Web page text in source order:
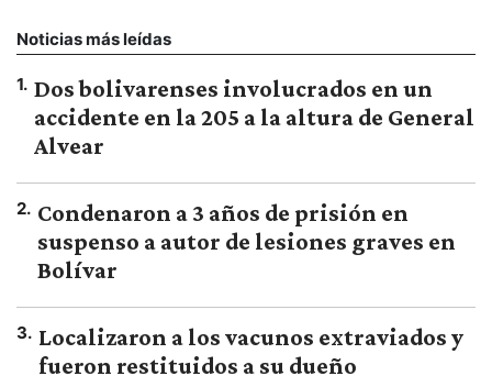
Noticias más leídas
1. Dos bolivarenses involucrados en un
accidente en la 205 a la altura de General
Alvear
2. Condenaron a 3 años de prisión en
suspenso a autor de lesiones graves en
Bolívar
3. Localizaron a los vacunos extraviados y
fueron restituidos a su dueño